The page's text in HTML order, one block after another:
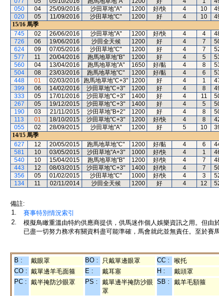
050
04 25/09/2016 沙田草地"A" 1200 好/快 4 10
020
05 11/09/2016 沙田草地"C" 1200 好 4 10
15/16 馬季
745
02 26/06/2016 沙田草地"A" 1200 好/快 4 4
726
06 19/06/2016 沙田全天候 1200 好 4 7
624
09 07/05/2016 沙田草地"C" 1200 好 4 7
577
11 20/04/2016 跑馬地草地"B" 1200 好 4 5
560
04 13/04/2016 跑馬地草地"A" 1650 好/黏 4 8
504
08 23/03/2016 跑馬地草地"C" 1200 好/黏 4 6
448
01 02/03/2016 跑馬地草地"C+3" 1200 好 4 1
399
06 14/02/2016 沙田草地"C+3" 1200 好 4 8
333
05 17/01/2016 沙田草地"C+3" 1400 好 4 11
267
05 19/12/2015 沙田草地"C+3" 1400 好 4 5
190
03 21/11/2015 沙田草地"B+2" 1200 好 4 8
113
01 18/10/2015 沙田草地"C+3" 1200 好/快 4 8
055
02 28/09/2015 沙田草地"A" 1200 好 5 10
14/15 馬季
627
12 20/05/2015 跑馬地草地"C" 1200 好/黏 4 6
581
10 03/05/2015 沙田草地"A+3" 1000 好/快 4 1
540
10 15/04/2015 跑馬地草地"B" 1200 好/快 4 7
443
12 08/03/2015 沙田草地"C+3" 1400 好/快 4 7
356
05 01/02/2015 沙田草地"C" 1000 好/快 4 3
134
11 02/11/2014 沙田全天候 1200 好 4 12
備註:
1.
賽事特別情況索引
2.
模擬鳥瞰重溫由特約供應商提供，供馬迷作個人娛樂資訊之用。但
已盡一切努力務求有關資料盡可能準確，馬會就此並無責任。至於賽
B : 戴眼罩 BO : 只戴單邊眼罩 CC :
喉托
CO : 戴單邊羊毛面箍 E : 戴耳塞 H :
戴頭罩
PC : 戴半掩防沙眼罩 PS :
戴單邊半掩防沙眼
罩
SB : 戴羊毛額箍